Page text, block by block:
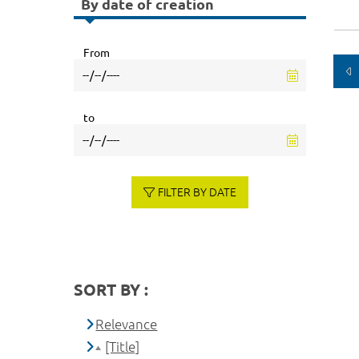
By date of creation
From
to
FILTER BY DATE
SORT BY :
Relevance
[Title]